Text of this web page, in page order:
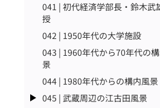
041 | 初代経済学部長・鈴木武
授
042 | 1950年代の大学施設
043 | 1960年代から70年代の
景
044 | 1980年代からの構内風景
045 | 武蔵周辺の江古田風景